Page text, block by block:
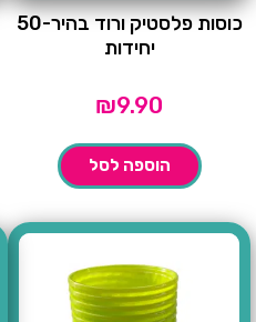
כוסות פלסטיק ורוד בהיר-50
יחידות
₪9.90
הוספה לסל